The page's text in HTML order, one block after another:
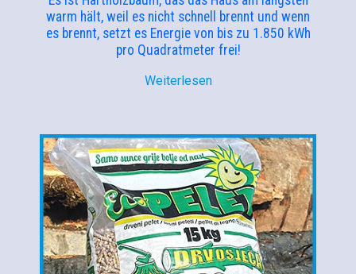
warm hält, weil es nicht schnell brennt und wenn
es brennt, setzt es Energie von bis zu 1.850 kWh
pro Quadratmeter frei!
Weiterlesen